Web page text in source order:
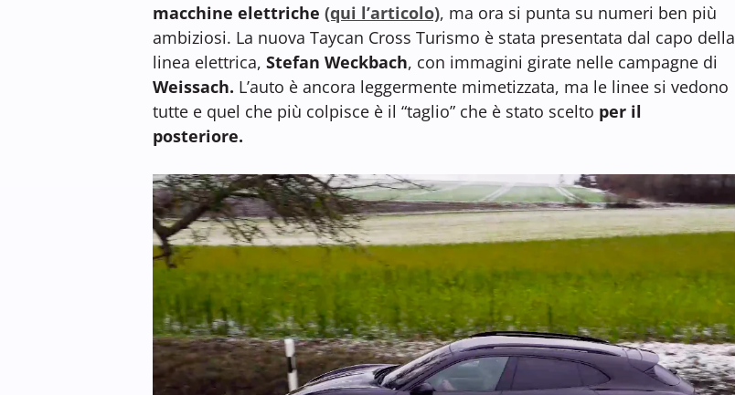
macchine elettriche (qui l’articolo), ma ora si punta su numeri ben più
ambiziosi. La nuova Taycan Cross Turismo è stata presentata dal capo della
linea elettrica, Stefan Weckbach, con immagini girate nelle campagne di
Weissach. L’auto è ancora leggermente mimetizzata, ma le linee si vedono
tutte e quel che più colpisce è il “taglio” che è stato scelto per il
posteriore.